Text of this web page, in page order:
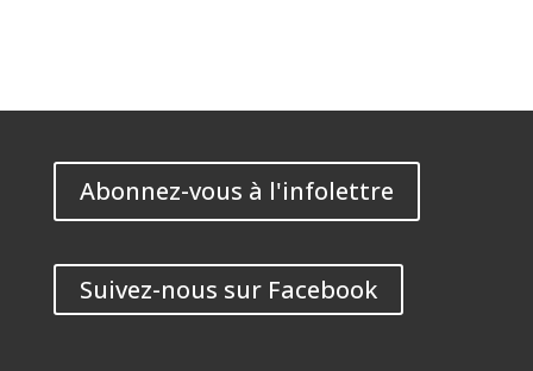
Abonnez-vous à l'infolettre
Suivez-nous sur Facebook